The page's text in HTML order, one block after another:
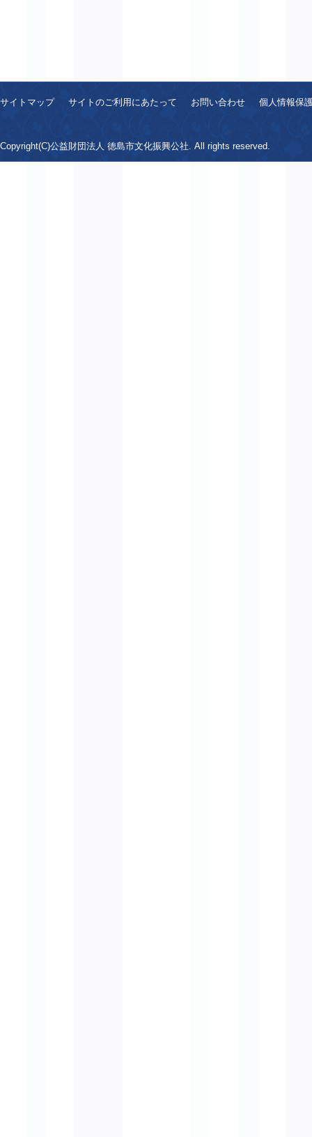
サイトマップ サイトのご利用にあたって お問い合わせ 個人情報保
Copyright(C)公益財団法人 徳島市文化振興公社. All rights reserved.